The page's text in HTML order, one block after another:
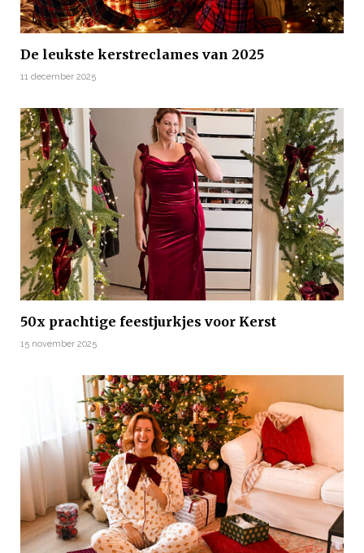
De leukste kerstreclames van 2025
11 december 2025
50x prachtige feestjurkjes voor Kerst
15 november 2025